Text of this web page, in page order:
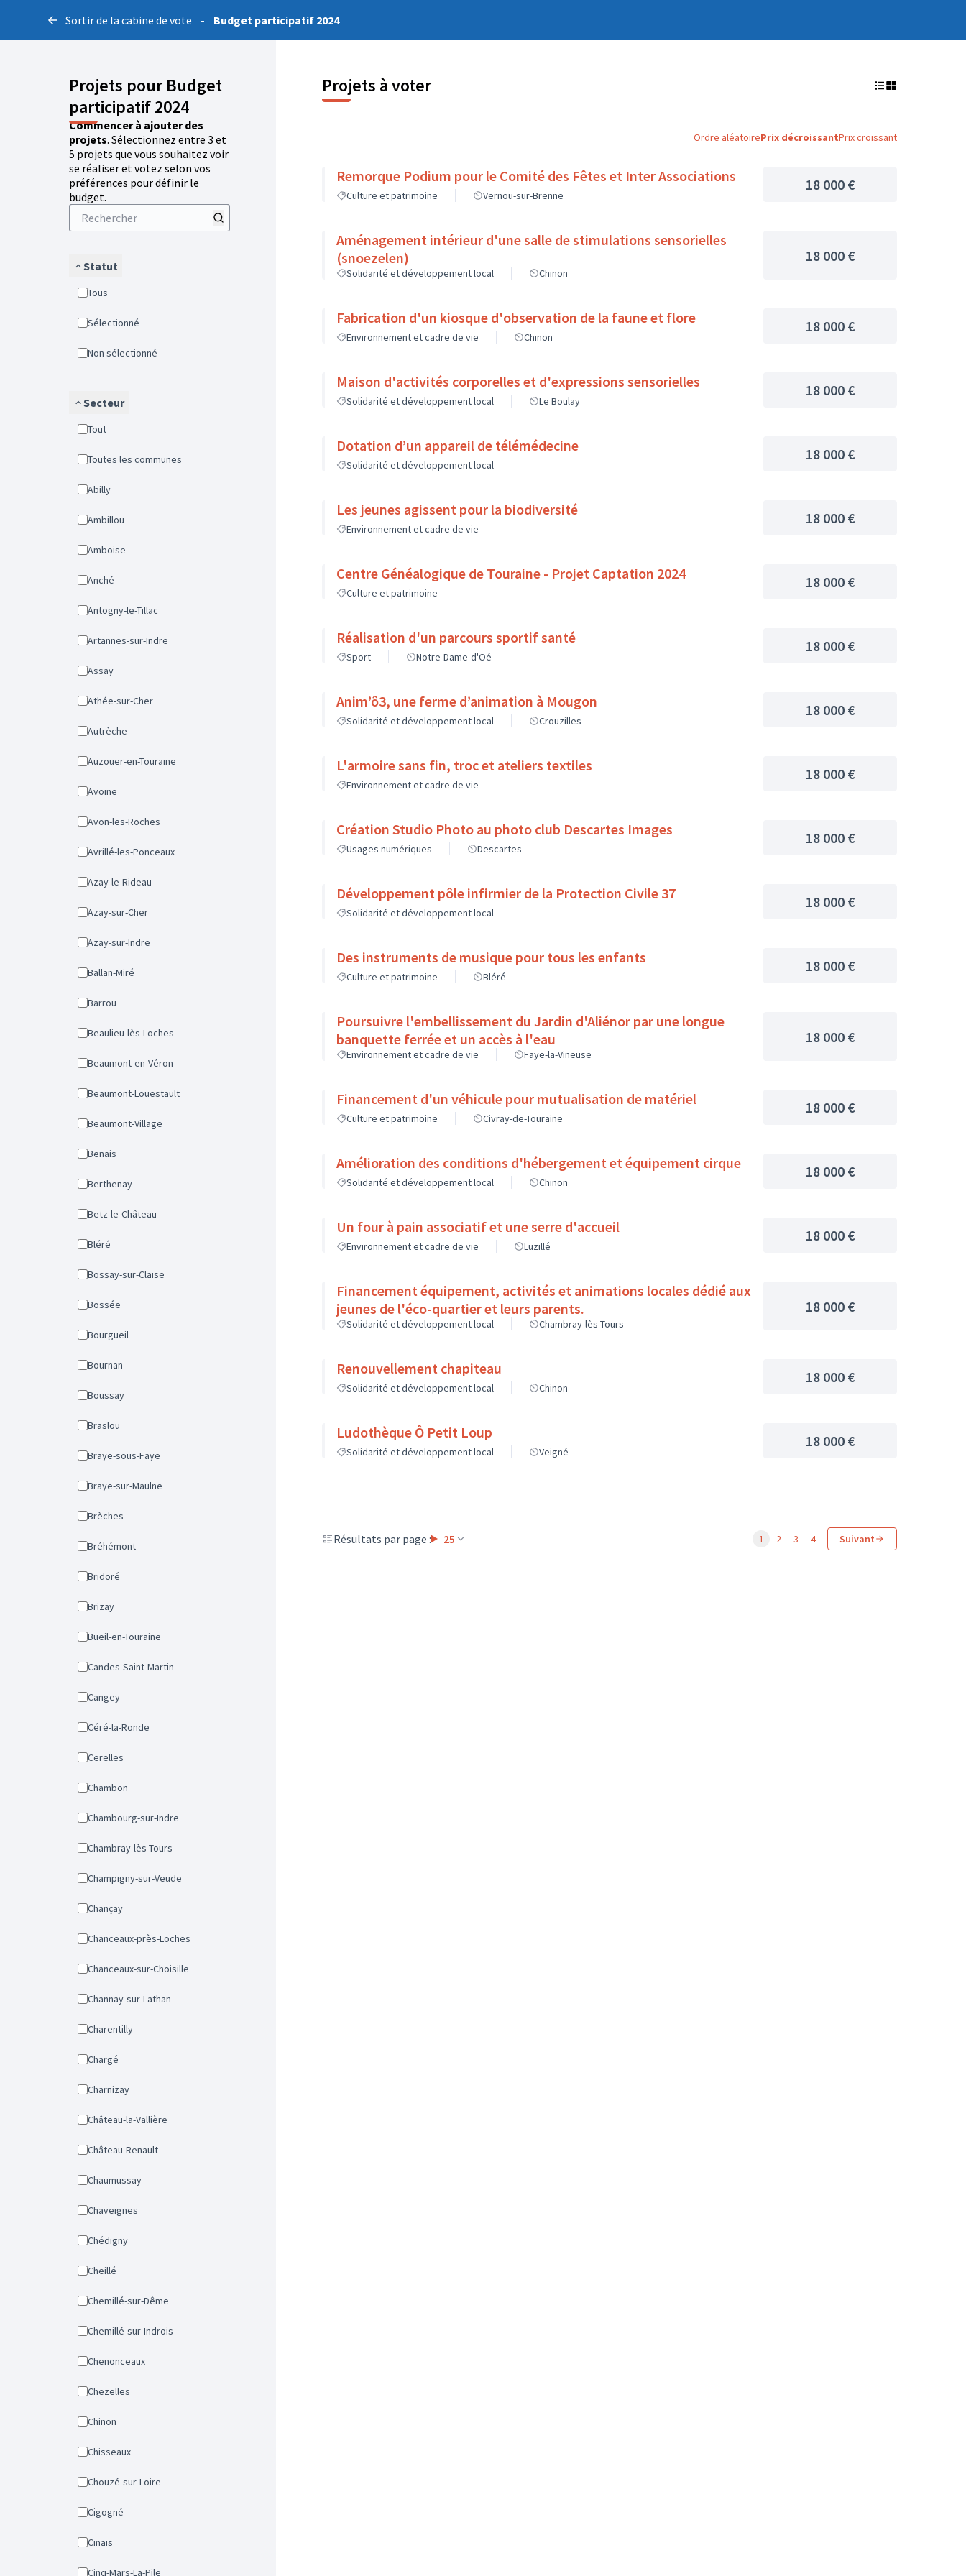
Sortir de la cabine de vote - Budget participatif 2024
Projets pour Budget
participatif 2024
Commencer à ajouter des
projets. Sélectionnez entre 3 et
5 projets que vous souhaitez voir
se réaliser et votez selon vos
préférences pour définir le
budget.
Statut
Tous
Sélectionné
Non sélectionné
Secteur
Tout
Toutes les communes
Abilly
Ambillou
Amboise
Anché
Antogny-le-Tillac
Artannes-sur-Indre
Assay
Athée-sur-Cher
Autrèche
Auzouer-en-Touraine
Avoine
Avon-les-Roches
Avrillé-les-Ponceaux
Azay-le-Rideau
Azay-sur-Cher
Azay-sur-Indre
Ballan-Miré
Barrou
Beaulieu-lès-Loches
Beaumont-en-Véron
Beaumont-Louestault
Beaumont-Village
Benais
Berthenay
Betz-le-Château
Bléré
Bossay-sur-Claise
Bossée
Bourgueil
Bournan
Boussay
Braslou
Braye-sous-Faye
Braye-sur-Maulne
Brèches
Bréhémont
Bridoré
Brizay
Bueil-en-Touraine
Candes-Saint-Martin
Cangey
Céré-la-Ronde
Cerelles
Chambon
Chambourg-sur-Indre
Chambray-lès-Tours
Champigny-sur-Veude
Chançay
Chanceaux-près-Loches
Chanceaux-sur-Choisille
Channay-sur-Lathan
Charentilly
Chargé
Charnizay
Château-la-Vallière
Château-Renault
Chaumussay
Chaveignes
Chédigny
Cheillé
Chemillé-sur-Dême
Chemillé-sur-Indrois
Chenonceaux
Chezelles
Chinon
Chisseaux
Chouzé-sur-Loire
Cigogné
Cinais
Cinq-Mars-La-Pile
Projets à voter
Ordre aléatoirePrix décroissantPrix croissant
Remorque Podium pour le Comité des Fêtes et Inter Associations
Culture et patrimoine Vernou-sur-Brenne
18 000 €
Aménagement intérieur d'une salle de stimulations sensorielles
(snoezelen)
Solidarité et développement local Chinon
18 000 €
Fabrication d'un kiosque d'observation de la faune et flore
Environnement et cadre de vie Chinon
18 000 €
Maison d'activités corporelles et d'expressions sensorielles
Solidarité et développement local Le Boulay
18 000 €
Dotation d’un appareil de télémédecine
Solidarité et développement local
18 000 €
Les jeunes agissent pour la biodiversité
Environnement et cadre de vie
18 000 €
Centre Généalogique de Touraine - Projet Captation 2024
Culture et patrimoine
18 000 €
Réalisation d'un parcours sportif santé
Sport Notre-Dame-d'Oé
18 000 €
Anim’ô3, une ferme d’animation à Mougon
Solidarité et développement local Crouzilles
18 000 €
L'armoire sans fin, troc et ateliers textiles
Environnement et cadre de vie
18 000 €
Création Studio Photo au photo club Descartes Images
Usages numériques Descartes
18 000 €
Développement pôle infirmier de la Protection Civile 37
Solidarité et développement local
18 000 €
Des instruments de musique pour tous les enfants
Culture et patrimoine Bléré
18 000 €
Poursuivre l'embellissement du Jardin d'Aliénor par une longue
banquette ferrée et un accès à l'eau
Environnement et cadre de vie Faye-la-Vineuse
18 000 €
Financement d'un véhicule pour mutualisation de matériel
Culture et patrimoine Civray-de-Touraine
18 000 €
Amélioration des conditions d'hébergement et équipement cirque
Solidarité et développement local Chinon
18 000 €
Un four à pain associatif et une serre d'accueil
Environnement et cadre de vie Luzillé
18 000 €
Financement équipement, activités et animations locales dédié aux
jeunes de l'éco-quartier et leurs parents.
Solidarité et développement local Chambray-lès-Tours
18 000 €
Renouvellement chapiteau
Solidarité et développement local Chinon
18 000 €
Ludothèque Ô Petit Loup
Solidarité et développement local Veigné
18 000 €
Résultats par page : 25 1 2 3 4 Suivant